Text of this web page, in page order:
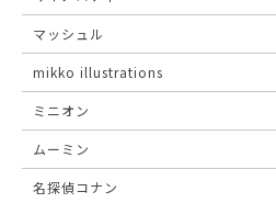
マッシュル
mikko illustrations
ミニオン
ムーミン
名探偵コナン